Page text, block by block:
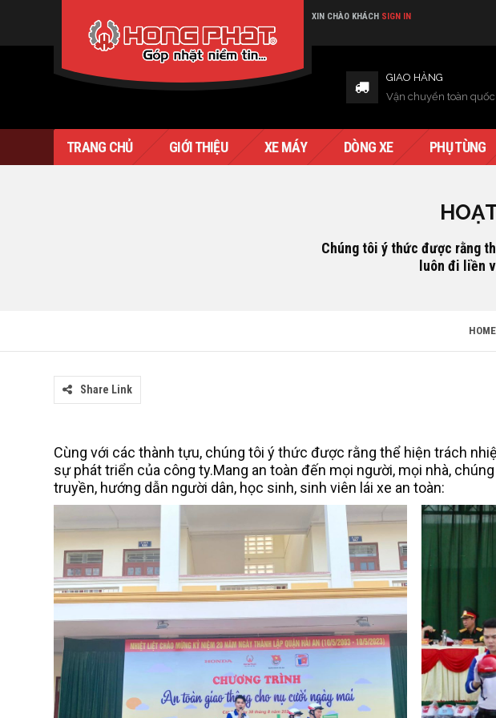
VeradoXIN CHÀO KHÁCH SIGN IN
GIAO HÀNG
Vận chuyển toàn quốc
TRANG CHỦ GIỚI THIỆU XE MÁY DÒNG XE PHỤ TÙNG
Chúng tôi ý thức được rằng
luôn đi liền
HOME
Share Link
Cùng với các thành tựu, chúng tôi ý thức được rằng thể hiện trách
sự phát triển của công ty.Mang an toàn đến mọi người, mọi nhà,
truyền, hướng dẫn người dân, học sinh, sinh viên lái xe an toàn: